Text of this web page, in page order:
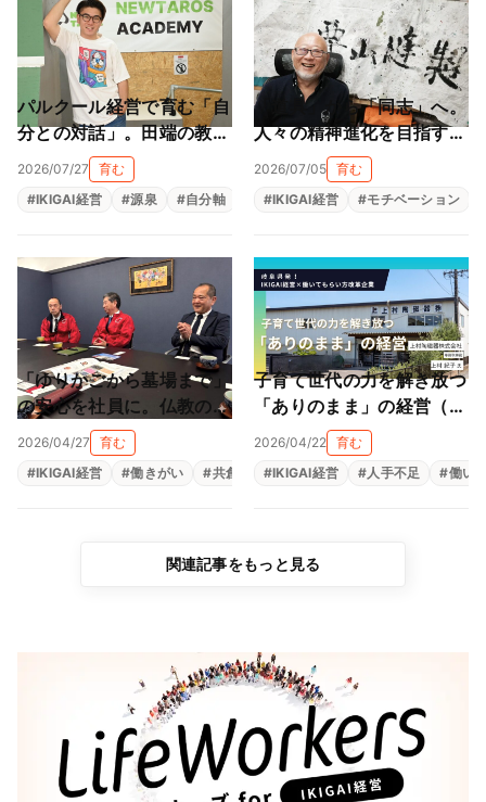
パルクール経営で育む「自
分との対話」。田端の教室
が作る大人も子供も輝ける
居場所（NEWTAROS ）
2026/07/27
育む
#IKIGAI経営 #源泉 #自分軸 自己理解 #自律型人材育成
「道具」から「同志」へ。
人々の精神進化を目指す地
球黒字化経営（栗山縫製株
2026/07/05 育む
#IKIGAI経営 #モチベーション
「ゆりかごから墓場まで」
の安心を社員に。仏教の教
えと親心が育む「共にあ
る」経営（尾張陸運株式会
社）
2026/04/27
育む
#IKIGAI経営 #働きがい #共創 #生きがい 福利厚生 組織改革
子育て世代の力を解き放つ
「ありのまま」の経営（上
村陶磁器株式会社）
2026/04/22 育む
#IKIGAI経営 #人手不足 #働い
関連記事をもっと見る